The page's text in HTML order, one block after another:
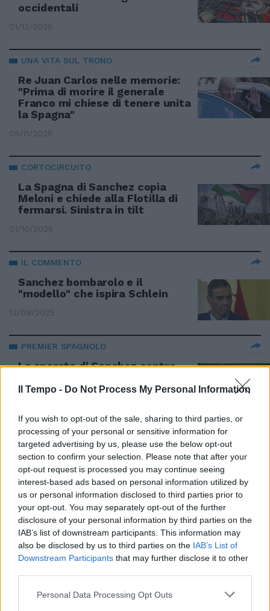
Il Tempo - Do Not Process My Personal Information
If you wish to opt-out of the sale, sharing to third parties, or
processing of your personal or sensitive information for
targeted advertising by us, please use the below opt-out
section to confirm your selection. Please note that after your
opt-out request is processed you may continue seeing
interest-based ads based on personal information utilized by
us or personal information disclosed to third parties prior to
your opt-out. You may separately opt-out of the further
disclosure of your personal information by third parties on the
IAB’s list of downstream participants. This information may
also be disclosed by us to third parties on the IAB’s List of
Downstream Participants that may further disclose it to other
Personal Data Processing Opt Outs
occidentali
01/12/2025
UNA VITA SUL TRONO
Re Juan Carlos nelle memorie:
"Prima di morire il generale
Franco mi chiese di tenere unita
la Spagna"
05/11/2025
CORTOCIRCUITO
La Spagna di Sanchez copia
Meloni e chiede alla Flotilla di
fermarsi. Sinistra in tilt
01/10/2025
IL COMMENTO
Sanchez bombarolo e il
"modello" che ispira Schlein
12/09/2025
PREMIER SPAGNOLO
La sparata di Sanchez contro
atomica altrimenti..."
MEDIO ORIENTE
Israele accusa la Spagna:
"Partner di Hamas". Alta
tensione dopo la mossa di
Sanchez
10/09/2025
NEL SUD DELLA SPAGNA
largo di Almeria: "Zona ad alta
attività sismica"